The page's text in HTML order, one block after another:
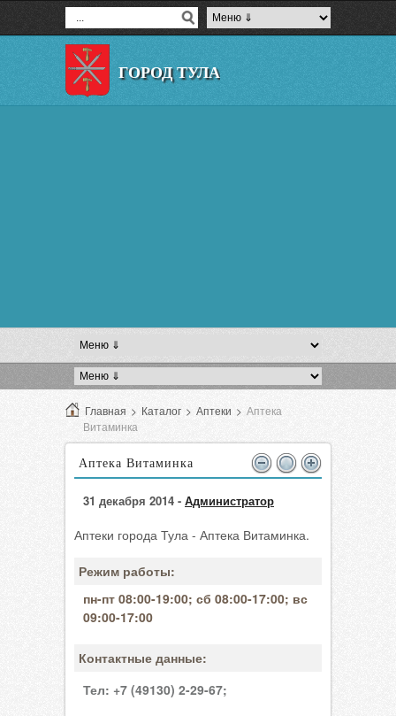
ГОРОД ТУЛА
Главная > Каталог > Аптеки > Аптека
Витаминка
Аптека Витаминка
31 декабря 2014 - Администратор
Аптеки города Тула - Аптека Витаминка.
Режим работы:
пн-пт 08:00-19:00; сб 08:00-17:00; вс
09:00-17:00
Контактные данные:
Тел: +7 (49130) 2-29-67;